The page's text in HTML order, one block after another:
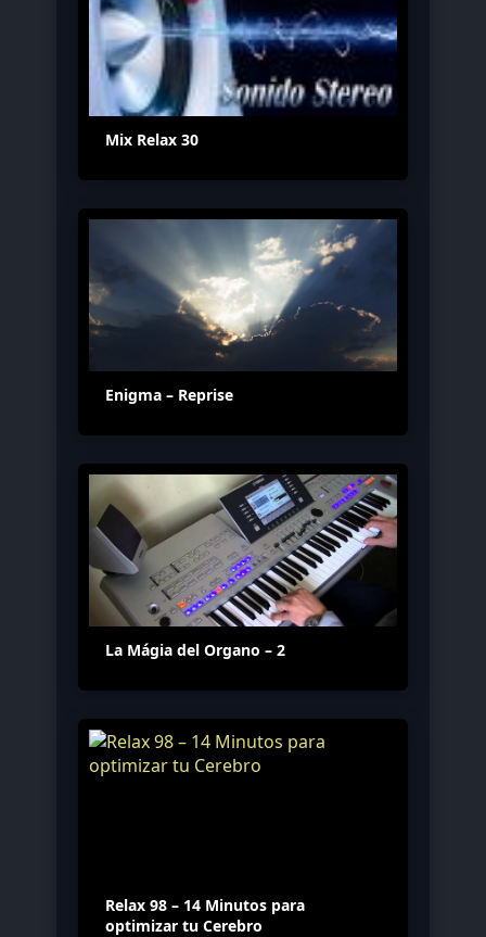
Mix Relax 30
Enigma – Reprise
La Mágia del Organo – 2
Relax 98 – 14 Minutos para
optimizar tu Cerebro